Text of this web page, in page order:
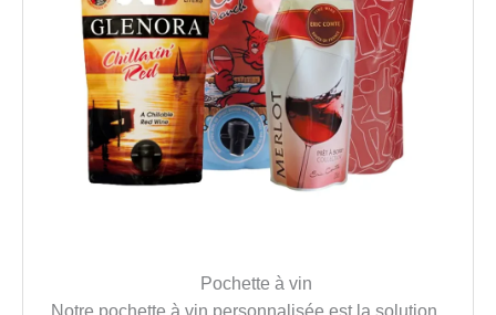
Pochette à vin
Notre pochette à vin personnalisée est la solution